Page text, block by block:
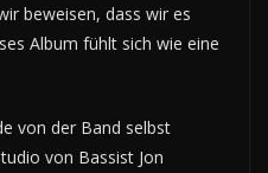
beweisen, dass wir es
Album fühlt sich wie eine
von der Band selbst
von Bassist Jon